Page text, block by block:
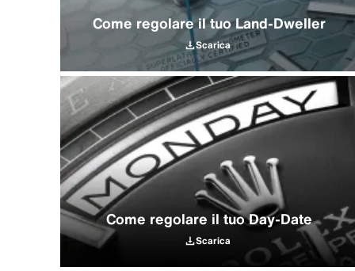
Come regolare il tuo Land‑Dweller
Scarica
Come regolare il tuo Day‑Date
Scarica